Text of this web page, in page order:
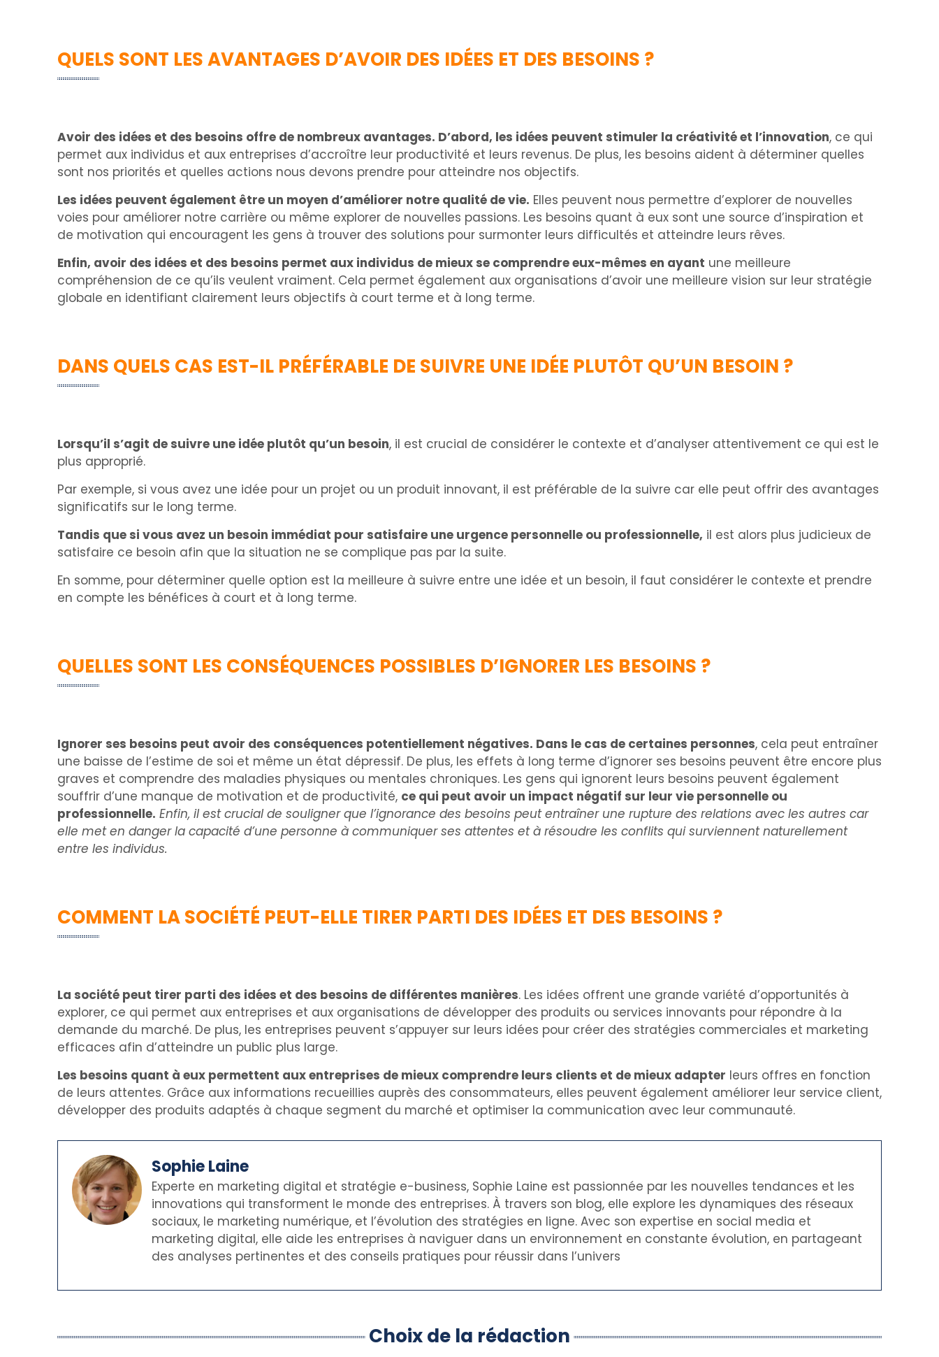
QUELS SONT LES AVANTAGES D’AVOIR DES IDÉES ET DES BESOINS ?
Avoir des idées et des besoins offre de nombreux avantages. D’abord, les idées peuvent stimuler la créativité et l’innovation, ce qui
permet aux individus et aux entreprises d’accroître leur productivité et leurs revenus. De plus, les besoins aident à déterminer quelles
sont nos priorités et quelles actions nous devons prendre pour atteindre nos objectifs.
Les idées peuvent également être un moyen d’améliorer notre qualité de vie. Elles peuvent nous permettre d’explorer de nouvelles
voies pour améliorer notre carrière ou même explorer de nouvelles passions. Les besoins quant à eux sont une source d’inspiration et
de motivation qui encouragent les gens à trouver des solutions pour surmonter leurs difficultés et atteindre leurs rêves.
Enfin, avoir des idées et des besoins permet aux individus de mieux se comprendre eux-mêmes en ayant une meilleure
compréhension de ce qu’ils veulent vraiment. Cela permet également aux organisations d’avoir une meilleure vision sur leur stratégie
globale en identifiant clairement leurs objectifs à court terme et à long terme.
DANS QUELS CAS EST-IL PRÉFÉRABLE DE SUIVRE UNE IDÉE PLUTÔT QU’UN BESOIN ?
Lorsqu’il s’agit de suivre une idée plutôt qu’un besoin, il est crucial de considérer le contexte et d’analyser attentivement ce qui est le
plus approprié.
Par exemple, si vous avez une idée pour un projet ou un produit innovant, il est préférable de la suivre car elle peut offrir des avantages
significatifs sur le long terme.
Tandis que si vous avez un besoin immédiat pour satisfaire une urgence personnelle ou professionnelle, il est alors plus judicieux de
satisfaire ce besoin afin que la situation ne se complique pas par la suite.
En somme, pour déterminer quelle option est la meilleure à suivre entre une idée et un besoin, il faut considérer le contexte et prendre
en compte les bénéfices à court et à long terme.
QUELLES SONT LES CONSÉQUENCES POSSIBLES D’IGNORER LES BESOINS ?
Ignorer ses besoins peut avoir des conséquences potentiellement négatives. Dans le cas de certaines personnes, cela peut entraîner
une baisse de l’estime de soi et même un état dépressif. De plus, les effets à long terme d’ignorer ses besoins peuvent être encore plus
graves et comprendre des maladies physiques ou mentales chroniques. Les gens qui ignorent leurs besoins peuvent également
souffrir d’une manque de motivation et de productivité, ce qui peut avoir un impact négatif sur leur vie personnelle ou
professionnelle. Enfin, il est crucial de souligner que l’ignorance des besoins peut entraîner une rupture des relations avec les autres car
elle met en danger la capacité d’une personne à communiquer ses attentes et à résoudre les conflits qui surviennent naturellement
entre les individus.
COMMENT LA SOCIÉTÉ PEUT-ELLE TIRER PARTI DES IDÉES ET DES BESOINS ?
La société peut tirer parti des idées et des besoins de différentes manières. Les idées offrent une grande variété d’opportunités à
explorer, ce qui permet aux entreprises et aux organisations de développer des produits ou services innovants pour répondre à la
demande du marché. De plus, les entreprises peuvent s’appuyer sur leurs idées pour créer des stratégies commerciales et marketing
efficaces afin d’atteindre un public plus large.
Les besoins quant à eux permettent aux entreprises de mieux comprendre leurs clients et de mieux adapter leurs offres en fonction
de leurs attentes. Grâce aux informations recueillies auprès des consommateurs, elles peuvent également améliorer leur service client,
développer des produits adaptés à chaque segment du marché et optimiser la communication avec leur communauté.
Sophie Laine
Experte en marketing digital et stratégie e-business, Sophie Laine est passionnée par les nouvelles tendances et les
innovations qui transforment le monde des entreprises. À travers son blog, elle explore les dynamiques des réseaux
sociaux, le marketing numérique, et l’évolution des stratégies en ligne. Avec son expertise en social media et
marketing digital, elle aide les entreprises à naviguer dans un environnement en constante évolution, en partageant
des analyses pertinentes et des conseils pratiques pour réussir dans l’univers
Choix de la rédaction